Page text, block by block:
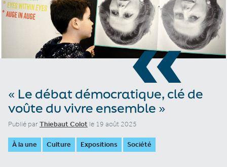
«
« Le débat démocratique, clé de
voûte du vivre ensemble »
Publié parThiebaut Colot le 19 août 2025
À la une Culture Expositions Société